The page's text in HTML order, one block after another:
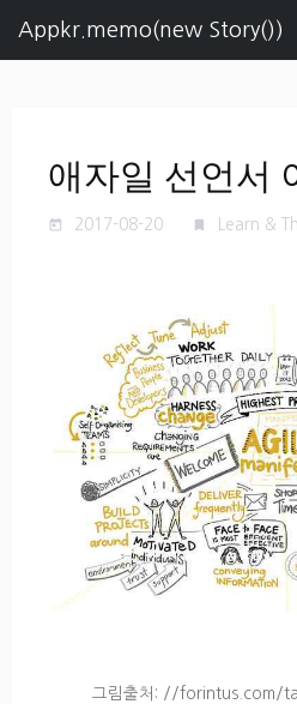
Appkr.memo(new Story())
애자일 선언서
today 2017-08-20 Learn &
그림출처: //forintus.com/